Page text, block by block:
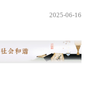
2025-06-16